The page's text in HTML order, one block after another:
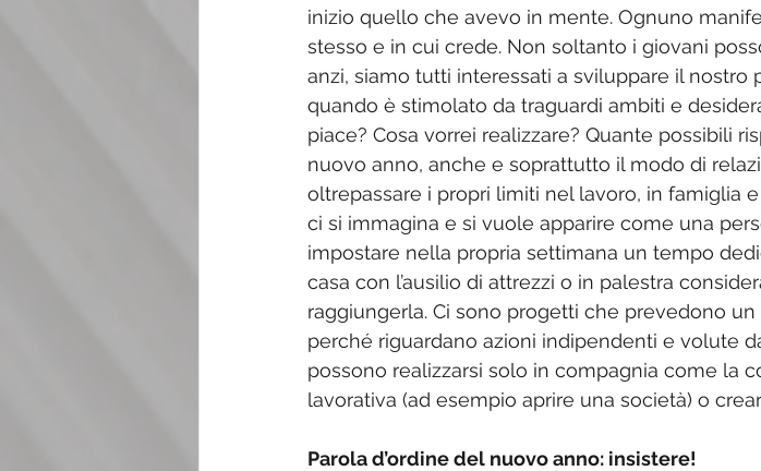
inizio quello che avevo in mente. Ognuno
stesso e in cui crede. Non soltanto i giovani
anzi, siamo tutti interessati a sviluppare il
quando è stimolato da traguardi ambiti e
piace? Cosa vorrei realizzare? Quante possibili
nuovo anno, anche e soprattutto il modo di
oltrepassare i propri limiti nel lavoro, in famiglia
ci si immagina e si vuole apparire come una
impostare nella propria settimana un tempo
casa con l’ausilio di attrezzi o in palestra
raggiungerla. Ci sono progetti che prevedono
perché riguardano azioni indipendenti e volute
possono realizzarsi solo in compagnia come la
lavorativa (ad esempio aprire una società) o
Parola d’ordine del nuovo anno: insistere!